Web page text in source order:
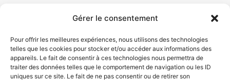
Gérer le consentement
Pour offrir les meilleures expériences, nous utilisons des technologies
telles que les cookies pour stocker et/ou accéder aux informations des
appareils. Le fait de consentir à ces technologies nous permettra de
traiter des données telles que le comportement de navigation ou les ID
uniques sur ce site. Le fait de ne pas consentir ou de retirer son
© Gouvernement du Québec, 2026